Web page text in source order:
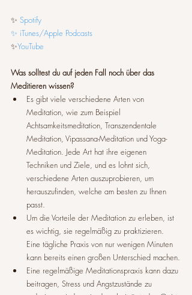
✨ Spotify
✨ iTunes/Apple Podcasts
✨YouTube
Was solltest du auf jeden Fall noch über das
Meditieren wissen?
Es gibt viele verschiedene Arten von
Meditation, wie zum Beispiel
Achtsamkeitsmeditation, Transzendentale
Meditation, Vipassana-Meditation und Yoga-
Meditation. Jede Art hat ihre eigenen
Techniken und Ziele, und es lohnt sich,
verschiedene Arten auszuprobieren, um
herauszufinden, welche am besten zu Ihnen
passt.
Um die Vorteile der Meditation zu erleben, ist
es wichtig, sie regelmäßig zu praktizieren.
Eine tägliche Praxis von nur wenigen Minuten
kann bereits einen großen Unterschied machen.
Eine regelmäßige Meditationspraxis kann dazu
beitragen, Stress und Angstzustände zu